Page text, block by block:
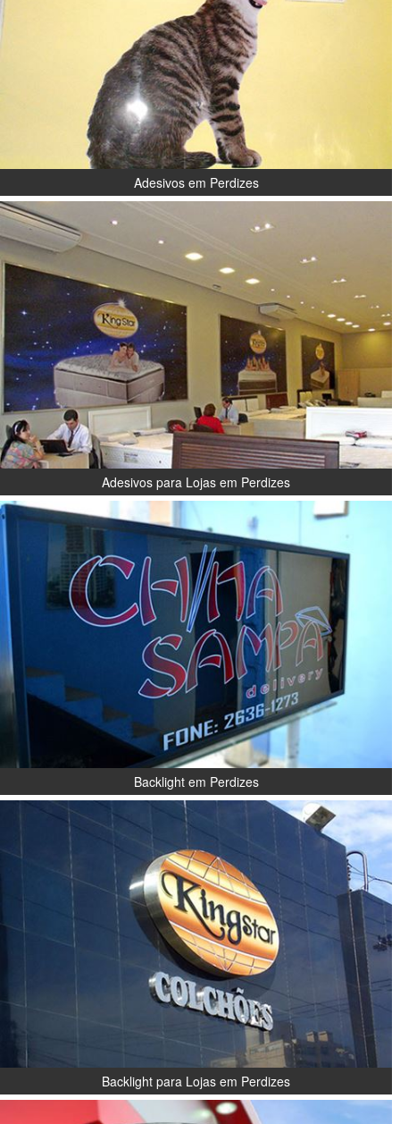
Adesivos em Perdizes
Adesivos para Lojas em Perdizes
Backlight em Perdizes
Backlight para Lojas em Perdizes